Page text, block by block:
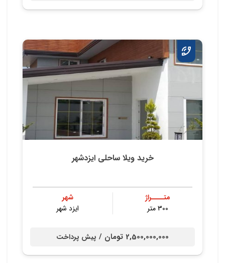
خرید ویلا ساحلی ایزدشهر
متــــراژ
300 متر
شهر
ایزد شهر
2,500,000,000 تومان / پیش پرداخت